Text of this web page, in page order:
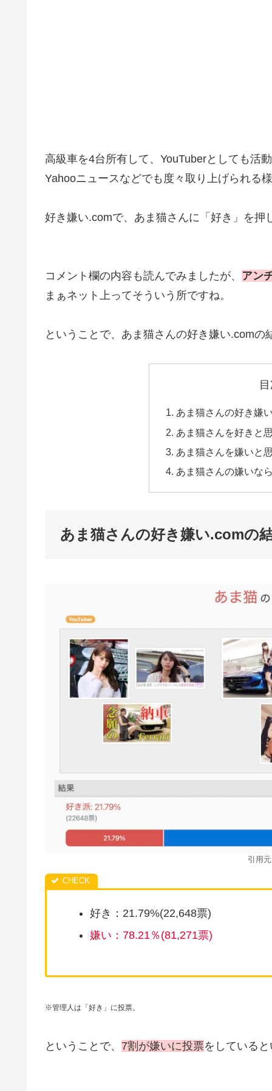
高級車を4台所有して、YouTuberとしても活
Yahooニュースなどでも度々取り上げられる
好き嫌い.comで、あま猫さんに「好き」を
コメント欄の内容も読んでみましたが、 アン
まぁネット上ってそういう所ですね。
ということで、あま猫さんの好き嫌い.com
あま猫さんの好き嫌
あま猫さんを好きと
あま猫さんを嫌いと
あま猫さんの嫌いな
あま猫さんの好き嫌い.comの
引用
好き：21.79%(22,648票)
嫌い：78.21％(81,271票)
※管理人は「好き」に投票。
ということで、 7割が嫌いに投票をしている